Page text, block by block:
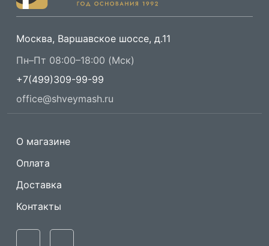
Москва, Варшавское шоссе, д.11
Пн–Пт 08:00–18:00 (Мск)
+7(499)309-99-99
office@shveymash.ru
О магазине
Оплата
Доставка
Контакты